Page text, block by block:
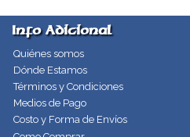
Info Adicional
Quiénes somos
Dónde Estamos
Términos y Condiciones
Medios de Pago
Costo y Forma de Envíos